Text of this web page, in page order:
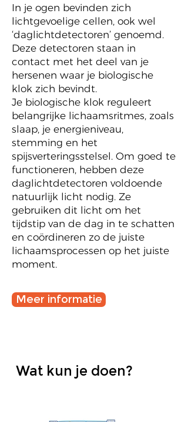
In je ogen bevinden zich
lichtgevoelige cellen, ook wel
‘daglichtdetectoren’ genoemd.
Deze detectoren staan in
contact met het deel van je
hersenen waar je biologische
klok zich bevindt.
Je biologische klok reguleert
belangrijke lichaamsritmes, zoals
slaap, je energieniveau,
stemming en het
spijsverteringsstelsel. Om goed te
functioneren, hebben deze
daglichtdetectoren voldoende
natuurlijk licht nodig. Ze
gebruiken dit licht om het
tijdstip van de dag in te schatten
en coördineren zo de juiste
lichaamsprocessen op het juiste
moment.
Meer informatie
Wat kun je doen?